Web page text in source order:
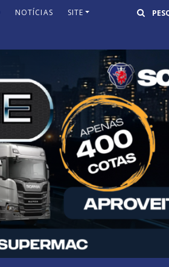
NOTÍCIAS SITE Buscar